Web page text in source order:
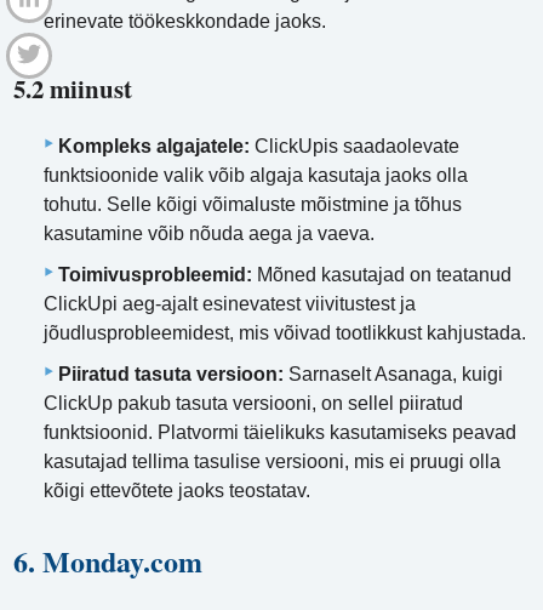
erinevate töökeskkondade jaoks.
5.2 miinust
Kompleks algajatele: ClickUpis saadaolevate
funktsioonide valik võib algaja kasutaja jaoks olla
tohutu. Selle kõigi võimaluste mõistmine ja tõhus
kasutamine võib nõuda aega ja vaeva.
Toimivusprobleemid: Mõned kasutajad on teatanud
ClickUpi aeg-ajalt esinevatest viivitustest ja
jõudlusprobleemidest, mis võivad tootlikkust kahjustada.
Piiratud tasuta versioon: Sarnaselt Asanaga, kuigi
ClickUp pakub tasuta versiooni, on sellel piiratud
funktsioonid. Platvormi täielikuks kasutamiseks peavad
kasutajad tellima tasulise versiooni, mis ei pruugi olla
kõigi ettevõtete jaoks teostatav.
6. Monday.com